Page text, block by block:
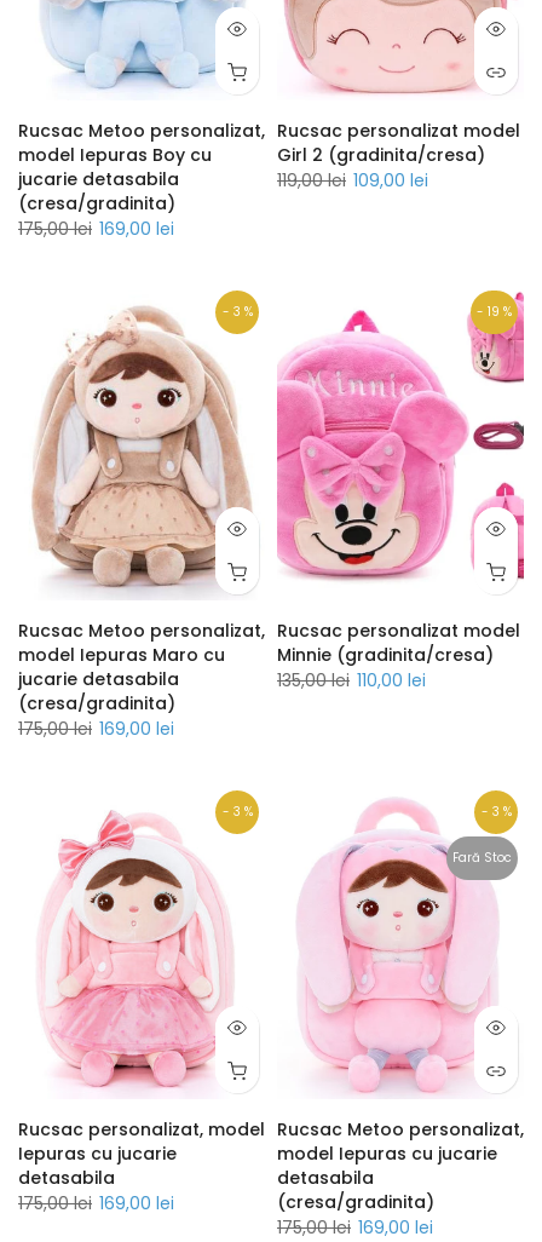
Rucsac Metoo personalizat,
model Iepuras Boy cu
jucarie detasabila
(cresa/gradinita)
175,00 lei 169,00 lei
Rucsac personalizat model
Girl 2 (gradinita/cresa)
119,00 lei 109,00 lei
- 3 %
Rucsac Metoo personalizat,
model Iepuras Maro cu
jucarie detasabila
(cresa/gradinita)
175,00 lei 169,00 lei
- 19 %
Rucsac personalizat model
Minnie (gradinita/cresa)
135,00 lei 110,00 lei
- 3 %
Rucsac personalizat, model
Iepuras cu jucarie
detasabila
175,00 lei 169,00 lei
- 3 %
Fară Stoc
Rucsac Metoo personalizat,
model Iepuras cu jucarie
detasabila
(cresa/gradinita)
175,00 lei 169,00 lei